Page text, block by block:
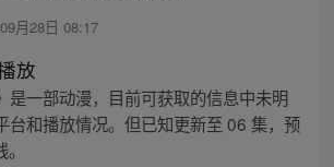
月28日 08:17
放
是一部动漫，目前可获取的信息中未明
台和播放情况。但已知更新至 06 集，预